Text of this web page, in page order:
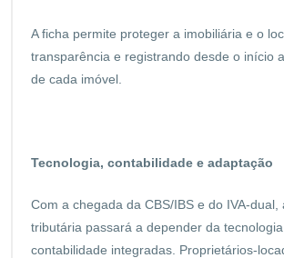
A ficha permite proteger a imobiliária e o
transparência e registrando desde o início
de cada imóvel.
Tecnologia, contabilidade e adaptação
Com a chegada da CBS/IBS e do IVA-dual,
tributária passará a depender da
contabilidade integradas. Proprietários-